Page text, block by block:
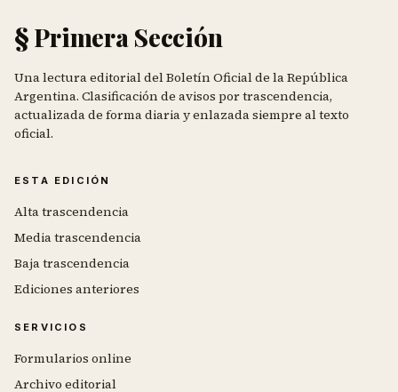
§ Primera Sección
Una lectura editorial del Boletín Oficial de la República
Argentina. Clasificación de avisos por trascendencia,
actualizada de forma diaria y enlazada siempre al texto
oficial.
ESTA EDICIÓN
Alta trascendencia
Media trascendencia
Baja trascendencia
Ediciones anteriores
SERVICIOS
Formularios online
Archivo editorial